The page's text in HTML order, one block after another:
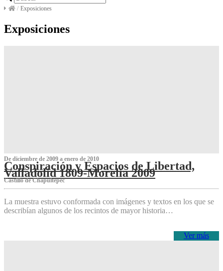
/ Exposiciones
Exposiciones
De diciembre de 2009 a enero de 2010
Conspiración y Espacios de Libertad,
Valladolid 1809-Morelia 2009
Castillo de Chapultepec
La muestra estuvo conformada con imágenes y textos en los que se
describían algunos de los recintos de mayor historia…
Ver más